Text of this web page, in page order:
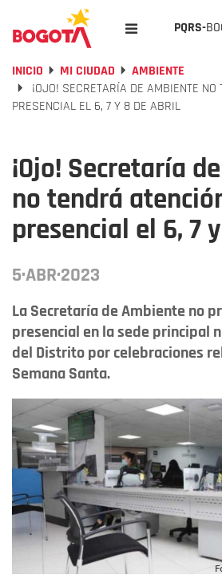
PQRS-
INICIO MI CIUDAD
AMBIENTE
¡OJO! SECRETARÍA DE AMBIENTE NO
PRESENCIAL EL 6, 7 Y 8 DE ABRIL
¡Ojo! Secretaría
no tendrá
presencial el 6, 7
5·ABR·2023
La Secretaría de Ambiente no
presencial en la sede principal
del Distrito por celebraciones
Semana Santa.